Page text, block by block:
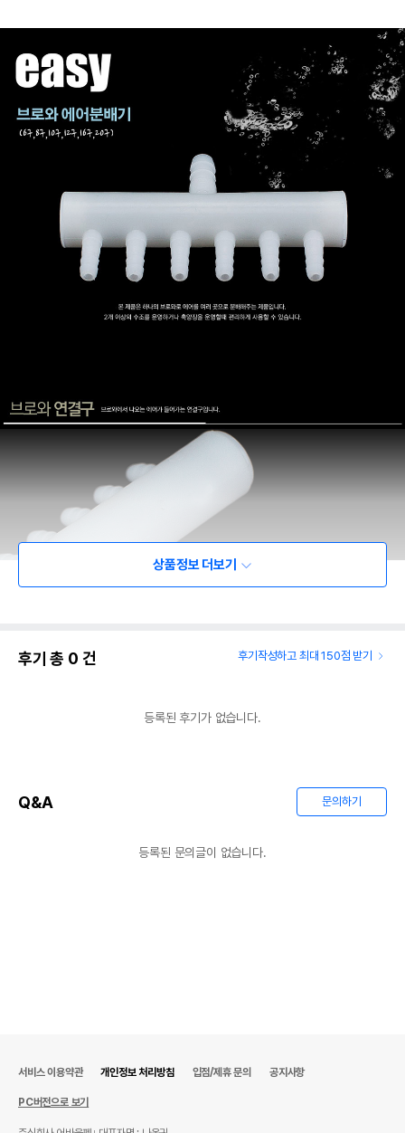
상품정보 더보기
후기 총 0 건 후기작성하고 최대 150점 받기
등록된 후기가 없습니다.
Q&A 문의하기
등록된 문의글이 없습니다.
서비스 이용약관 개인정보 처리방침 입점/제휴 문의 공지사항
PC버전으로 보기